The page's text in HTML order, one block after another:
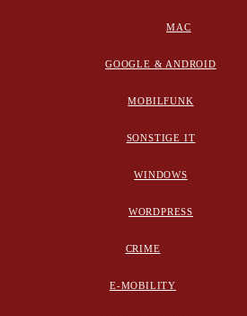
MAC
GOOGLE & ANDROID
MOBILFUNK
SONSTIGE IT
WINDOWS
WORDPRESS
CRIME
E-MOBILITY